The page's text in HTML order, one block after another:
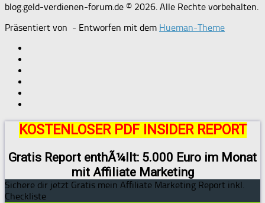
blog.geld-verdienen-forum.de © 2026. Alle Rechte vorbehalten.
Präsentiert von - Entworfen mit dem Hueman-Theme
KOSTENLOSER PDF INSIDER REPORT
Gratis Report enthÃ¼llt: 5.000 Euro im Monat
mit Affiliate Marketing
Sichere dir jetzt Gratis mein Affiliate Marketing Report inkl.
Checkliste